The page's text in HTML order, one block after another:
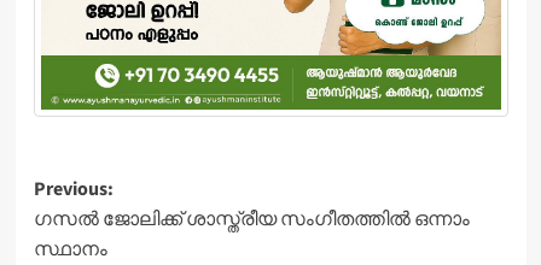
Post
navigation
Previous:
ഗസൽ ജോലിക്ക് ശാസ്ത്രീയ സംഗീതത്തിൽ ഒന്നാം
സ്ഥാനം